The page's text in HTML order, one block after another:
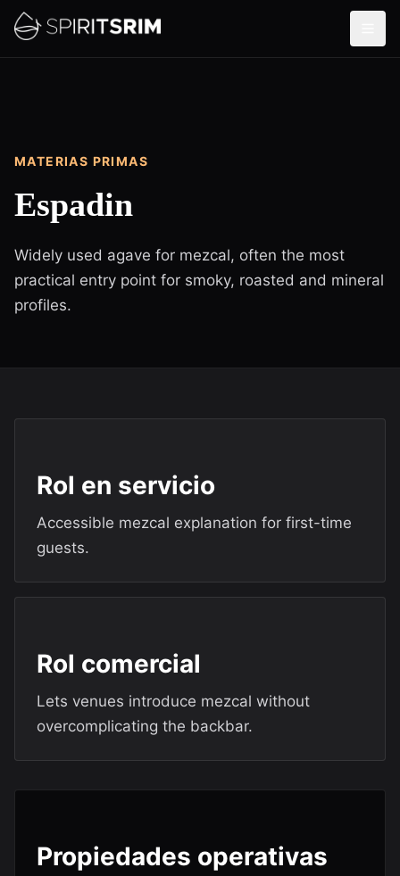
MATERIAS PRIMAS
Espadin
Widely used agave for mezcal, often the most
practical entry point for smoky, roasted and mineral
profiles.
Rol en servicio
Accessible mezcal explanation for first-time
guests.
Rol comercial
Lets venues introduce mezcal without
overcomplicating the backbar.
Propiedades operativas